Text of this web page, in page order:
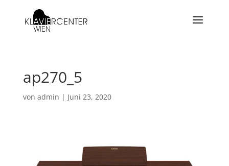
ap270_5
von admin | Juni 23, 2020